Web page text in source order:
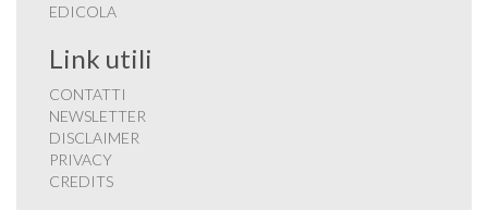
EDICOLA
Link utili
CONTATTI
NEWSLETTER
DISCLAIMER
PRIVACY
CREDITS